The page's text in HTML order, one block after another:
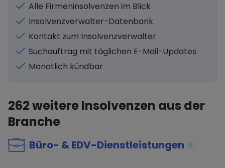
Alle Firmeninsolvenzen im Blick
Insolvenzverwalter-Datenbank
Kontakt zum Insolvenzverwalter
Suchauftrag mit täglichen E-Mail-Updates
Monatlich kündbar
262weitere Insolvenzen aus der
Branche
Büro- & EDV-Dienstleistungen i